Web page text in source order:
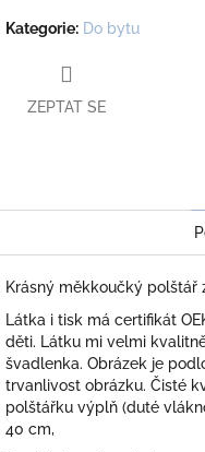
Kategorie: Do bytu
ZEPTAT SE
Krásný měkkoučký polštář
Látka i tisk má certifikát
děti. Látku mi velmi
švadlenka. Obrázek je
trvanlivost obrázku. Čisté
polštářku výplň (duté
40 cm,